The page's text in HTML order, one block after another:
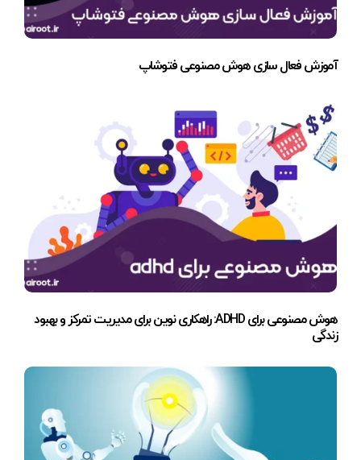
آموزش فعال سازی هوش مصنوعی فتوشاپ
هوش مصنوعی برای ADHD: راهکاری نوین برای مدیریت تمرکز و بهبود
زندگی